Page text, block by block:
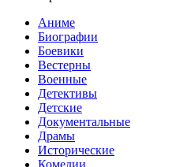
Аниме
Биографии
Боевики
Вестерны
Военные
Детективы
Детские
Документальные
Драмы
Исторические
Комедии